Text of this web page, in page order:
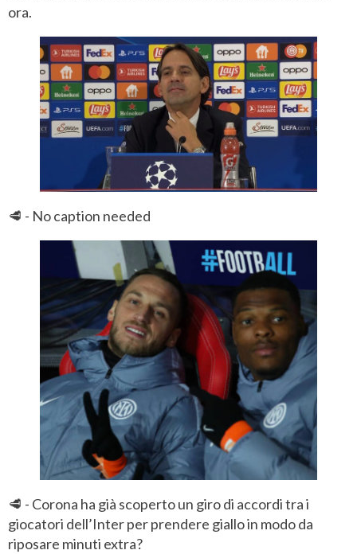
ora.
🥩 - No caption needed
🥩 - Corona ha già scoperto un giro di accordi tra i
giocatori dell’Inter per prendere giallo in modo da
riposare minuti extra?